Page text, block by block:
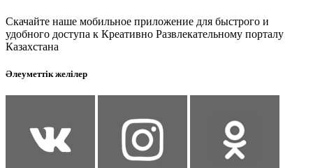
Скачайте наше мобильное приложение для быстрого и
удобного доступа к Креативно Развлекательному порталу
Казахстана
Әлеуметтік желілер